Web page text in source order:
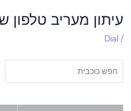
עיתון מעריב טלפון
/
Dial